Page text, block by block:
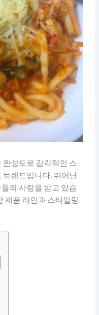
완성도로 감각적인 스
브랜드입니다. 뛰어난
의 사랑을 받고 있습
제품 라인과 스타일링